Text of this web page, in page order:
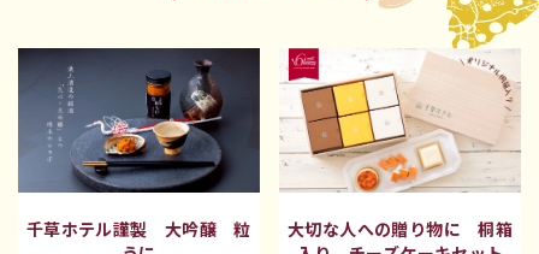
千草ホテル謹製 大吟醸 粒
大切な人への贈り物に 桐箱